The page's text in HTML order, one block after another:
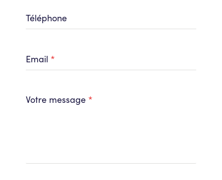
Téléphone
Email *
Votre message *